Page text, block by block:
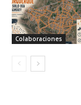
Colaboraciones